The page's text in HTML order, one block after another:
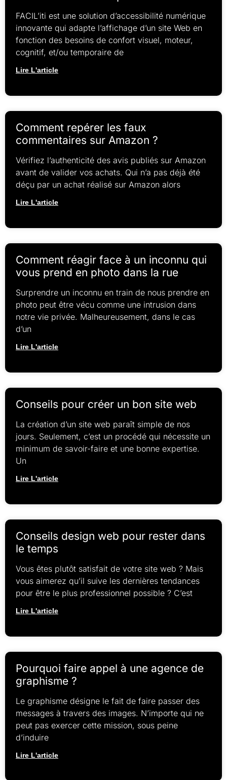
FACIL’iti est une solution d’accessibilité numérique
innovante qui adapte l’affichage d’un site Web en
fonction des besoins de confort visuel, moteur,
cognitif, et/ou temporaire de
Lire L'article
Comment repérer les faux
commentaires sur Amazon ?
Vérifiez l’authenticité des avis publiés sur Amazon
avant de valider vos achats. Qui n’a pas déjà été
déçu par un achat réalisé sur Amazon alors
Lire L'article
Comment réagir face à un inconnu qui
vous prend en photo dans la rue
Surprendre un inconnu en train de nous prendre en
photo peut être vécu comme une intrusion dans
notre vie privée. Malheureusement, dans le cas
d’un
Lire L'article
Conseils pour créer un bon site web
La création d’un site web paraît simple de nos
jours. Seulement, c’est un procédé qui nécessite un
minimum de savoir-faire et une bonne expertise.
Un
Lire L'article
Conseils design web pour rester dans
le temps
Vous êtes plutôt satisfait de votre site web ? Mais
vous aimerez qu’il suive les dernières tendances
pour être le plus professionnel possible ? C’est
Lire L'article
Pourquoi faire appel à une agence de
graphisme ?
Le graphisme désigne le fait de faire passer des
messages à travers des images. N’importe qui ne
peut pas exercer cette mission, sous peine
d’induire
Lire L'article